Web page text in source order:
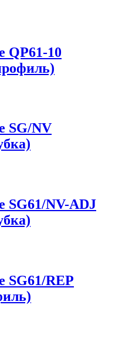
QP61-10
SG/NV
SG61/NV-ADJ
SG61/REP